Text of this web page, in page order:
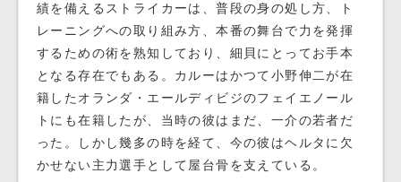
績を備えるストライカーは、普段の身の処し方、ト
レーニングへの取り組み方、本番の舞台で力を発揮
するための術を熟知しており、細貝にとってお手本
となる存在でもある。カルーはかつて小野伸二が在
籍したオランダ・エールディビジのフェイエノール
トにも在籍したが、当時の彼はまだ、一介の若者だ
った。しかし幾多の時を経て、今の彼はヘルタに欠
かせない主力選手として屋台骨を支えている。